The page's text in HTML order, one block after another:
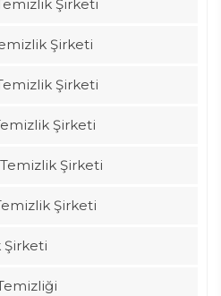
Şirketi
Şirketi
Şirketi
Şirketi
Şirketi
Şirketi
Şirketi